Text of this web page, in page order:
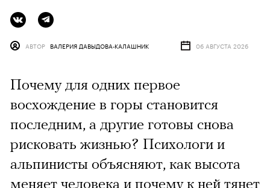
АВТОР ВАЛЕРИЯ ДАВЫДОВА-КАЛАШНИК 06 АВГУСТА 2026
Почему для одних первое
восхождение в горы становится
последним, а другие готовы снова
рисковать жизнью? Психологи и
альпинисты объясняют, как высота
меняет человека и почему к ней тянет